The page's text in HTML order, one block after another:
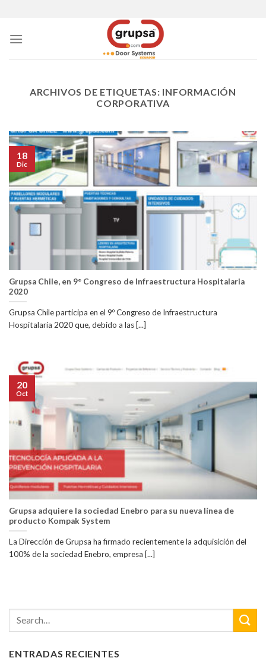
content
ARCHIVOS DE ETIQUETAS: INFORMACIÓN
CORPORATIVA
ENTRADAS RECIENTES
Grupsa Chile, en 9° Congreso de Infraestructura Hospitalaria
2020
Grupsa Chile participa en el 9º Congreso de Infraestructura
Hospitalaria 2020 que, debido a las [...]
18
Dic
Grupsa adquiere la sociedad Enebro para su nueva línea de
producto Kompak System
La Dirección de Grupsa ha firmado recientemente la adquisición del
100% de la sociedad Enebro, empresa [...]
20
Oct